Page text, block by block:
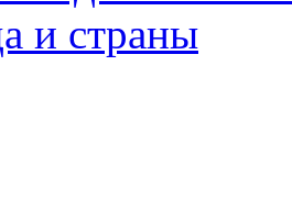
и страны